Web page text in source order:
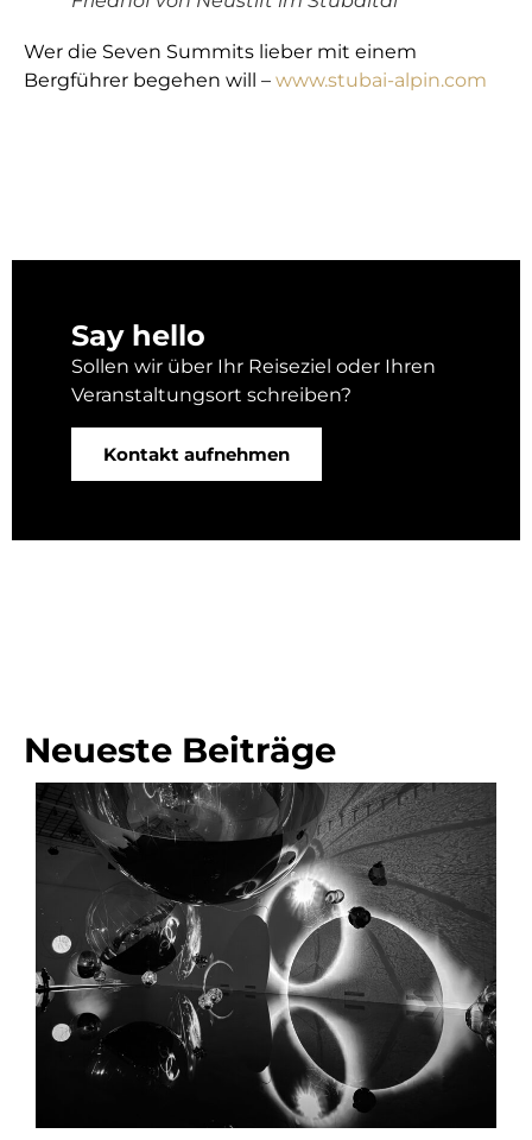
Wer die Seven Summits lieber mit einem
Bergführer begehen will – www.stubai-alpin.com
Say hello
Sollen wir über Ihr Reiseziel oder Ihren
Veranstaltungsort schreiben?
Kontakt aufnehmen
Neueste Beiträge